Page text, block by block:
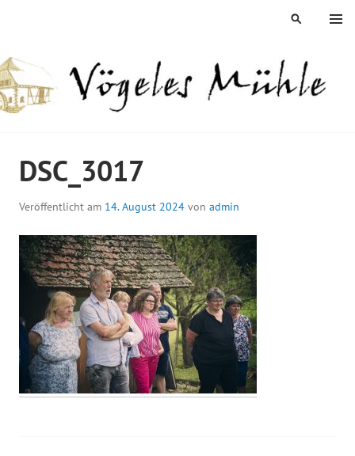
MENÜ
SUCHEN
DSC_3017
Veröffentlicht am 14. August 2024 von admin